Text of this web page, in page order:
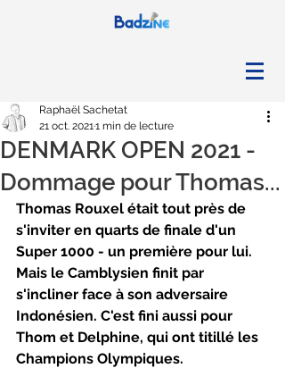
DENMARK OPEN 2021 -
Dommage pour Thomas...
Raphaël Sachetat
21 oct. 20211 min de lecture
Thomas Rouxel était tout près de
s'inviter en quarts de finale d'un
Super 1000 - un première pour lui.
Mais le Camblysien finit par
s'incliner face à son adversaire
Indonésien. C'est fini aussi pour
Thom et Delphine, qui ont titillé les
Champions Olympiques.